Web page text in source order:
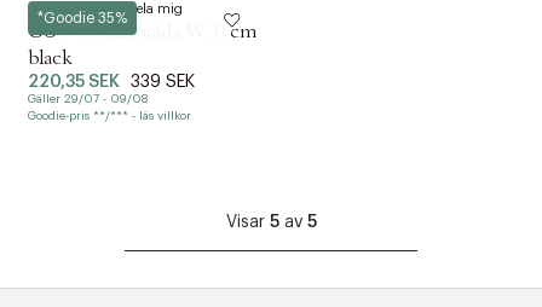
Meddela mig
*Goodie 35%
RIG TIG
CUT-IT skärbräda W 31 cm
black
220,35 SEK 339 SEK
Gäller 29/07 - 09/08
Goodie-pris **/*** - läs villkor
Visar 5av 5